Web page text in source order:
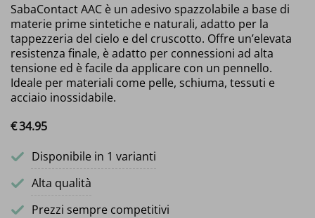
SabaContact AAC è un adesivo spazzolabile a base di
materie prime sintetiche e naturali, adatto per la
tappezzeria del cielo e del cruscotto. Offre un’elevata
resistenza finale, è adatto per connessioni ad alta
tensione ed è facile da applicare con un pennello.
Ideale per materiali come pelle, schiuma, tessuti e
acciaio inossidabile.
€34.95
Disponibile in 1 varianti
Alta qualità
Prezzi sempre competitivi